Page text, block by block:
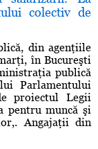
colectiv de
din agenţiile
în Bucureşti
publică
Parlamentului
proiectul Legii
pentru muncă şi
Angajaţii din